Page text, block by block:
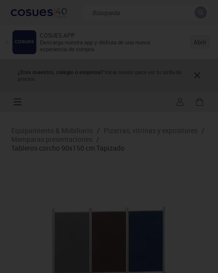
COSUES APP
Descarga nuestra app y disfruta de una nueva
experiencia de compra.
Abrir
¿Eres maestro, colegio o empresa? Inicia sesión para ver tu tarifa de
precios.
Resultados de la búsqueda
Equipamiento & Mobiliario / Pizarras, vitrinas y expositores /
Mamparas presentaciones /
Tableros corcho 90x150 cm Tapizado